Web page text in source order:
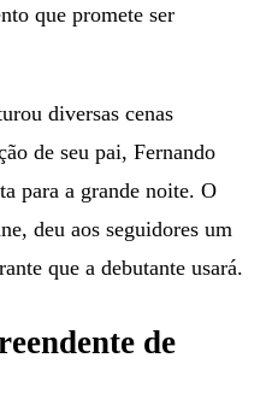
que promete ser
diversas cenas
de seu pai, Fernando
para a grande noite. O
deu aos seguidores um
que a debutante usará.
de